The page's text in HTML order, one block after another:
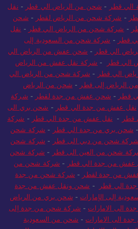
لقطر-
شحن من السعودية الى
الي قطر- شحن من الرياض الي قطر-نقل
-شركة شحن من الرياض لقطر- شحن
-شركة شحن من الرياض الي قطر-
قطر-
شركة شحن من السعودية إلى
الي قطر-شحن عفش من الرياض الي
الي قطر- شركة نقل عفش من الرياض
الي قطر -شركة شحن من الرياض الي
الرياض إلى قطر -شحن من الرياض
قطر-شحن عفش من جدة لقطر-شركة
نقل عفش من جدة الي قطر-
شحن بري الى
قطر-نقل عفش من جدة الي قطر-شركة
- شحن بري من جدة الي قطر - شركة شحن
شحن من دبي الى قطر - شركة شحن
شحن من العين الى قطر -شركة شحن
عفش من جدة الي قطر -شركة شحن من
من جدة لقطر- شركة شحن من جدة
الي قطر- شحن ونقل عفش من جدة
إلى الإمارات- شحن بري من الرياض
الى الامارات- شركة شحن من جدة إلى